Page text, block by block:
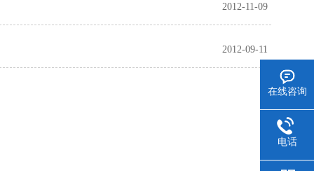
2012-11-09
2012-09-11
在线咨询
电话